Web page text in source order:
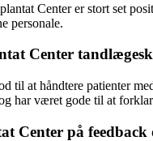
Center er stort set
personale.
Center
til at håndtere patienter
har været gode til at
på feedback